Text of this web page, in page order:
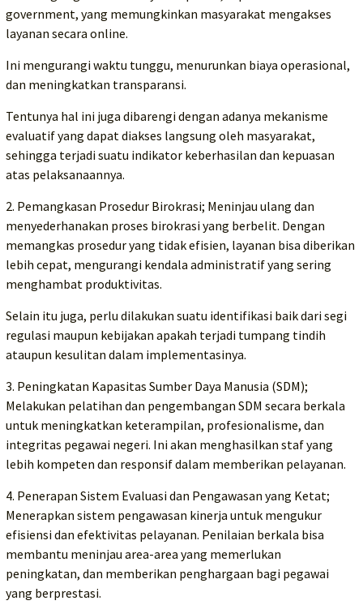
government, yang memungkinkan masyarakat mengakses
layanan secara online.
Ini mengurangi waktu tunggu, menurunkan biaya operasional,
dan meningkatkan transparansi.
Tentunya hal ini juga dibarengi dengan adanya mekanisme
evaluatif yang dapat diakses langsung oleh masyarakat,
sehingga terjadi suatu indikator keberhasilan dan kepuasan
atas pelaksanaannya.
2. Pemangkasan Prosedur Birokrasi; Meninjau ulang dan
menyederhanakan proses birokrasi yang berbelit. Dengan
memangkas prosedur yang tidak efisien, layanan bisa diberikan
lebih cepat, mengurangi kendala administratif yang sering
menghambat produktivitas.
Selain itu juga, perlu dilakukan suatu identifikasi baik dari segi
regulasi maupun kebijakan apakah terjadi tumpang tindih
ataupun kesulitan dalam implementasinya.
3. Peningkatan Kapasitas Sumber Daya Manusia (SDM);
Melakukan pelatihan dan pengembangan SDM secara berkala
untuk meningkatkan keterampilan, profesionalisme, dan
integritas pegawai negeri. Ini akan menghasilkan staf yang
lebih kompeten dan responsif dalam memberikan pelayanan.
4. Penerapan Sistem Evaluasi dan Pengawasan yang Ketat;
Menerapkan sistem pengawasan kinerja untuk mengukur
efisiensi dan efektivitas pelayanan. Penilaian berkala bisa
membantu meninjau area-area yang memerlukan
peningkatan, dan memberikan penghargaan bagi pegawai
yang berprestasi.